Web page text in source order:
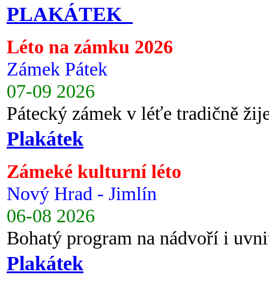
PLAKÁTEK
Léto na zámku 2026
Zámek Pátek
07-09 2026
Pátecký zámek v léťe tradičně
Plakátek
Zámeké kulturní léto
Nový Hrad - Jimlín
06-08 2026
Bohatý program na nádvoří i
Plakátek